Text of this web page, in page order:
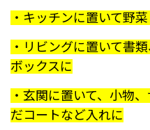
・キッチンに置いて野
・リビングに置いて書
ボックスに
・玄関に置いて、小物
だコートなど入れに